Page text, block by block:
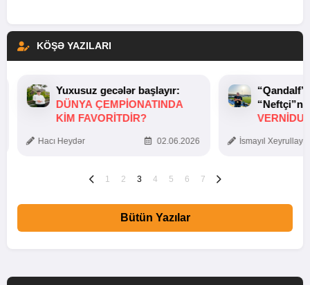
KÖŞƏ YAZILARI
Yuxusuz gecələr başlayır:
DÜNYA ÇEMPIONATINDA
KIM FAVORITDIR?
Hacı Heydər 02.06.2026 İsmayıl
1 2 3 4 5 6 7
Bütün Yazılar